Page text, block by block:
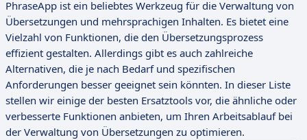
PhraseApp ist ein beliebtes Werkzeug für die Verwaltung von
Übersetzungen und mehrsprachigen Inhalten. Es bietet eine
Vielzahl von Funktionen, die den Übersetzungsprozess
effizient gestalten. Allerdings gibt es auch zahlreiche
Alternativen, die je nach Bedarf und spezifischen
Anforderungen besser geeignet sein könnten. In dieser Liste
stellen wir einige der besten Ersatztools vor, die ähnliche oder
verbesserte Funktionen anbieten, um Ihren Arbeitsablauf bei
der Verwaltung von Übersetzungen zu optimieren.